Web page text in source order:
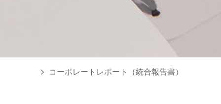
コーポレートレポート（統合報告書）